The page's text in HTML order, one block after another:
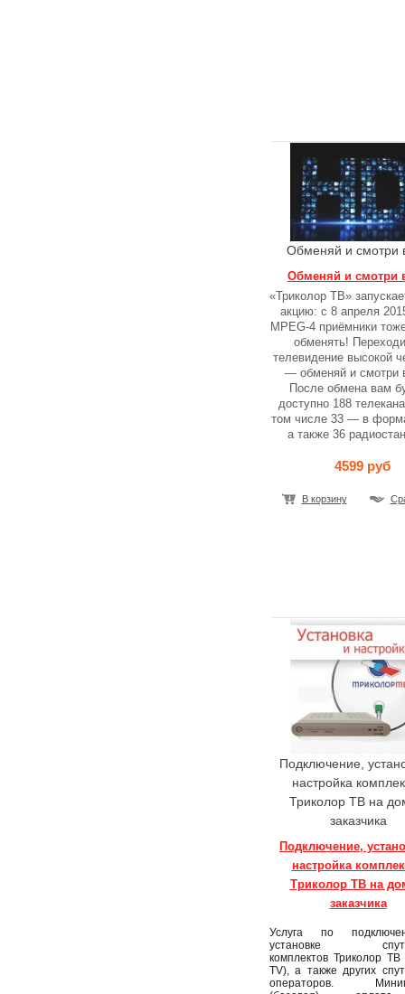
Обменяй и смотри
Обменяй и смотри
«Триколор ТВ»
акцию: с 8 апреля
MPEG-4 приёмники
обменять!
телевидение высокой
— обменяй и смотри
После обмена вам
доступно 188
том числе 33 — в
а также 36
4599 руб
В корзину
Подключение,
настройка
Триколор ТВ на
заказчика
Подключение,
настройка
Триколор ТВ на
заказчика
Услуга по
установке
комплектов Триколор ТВ
TV), а также других
операторов.